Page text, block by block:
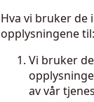
Hva vi bruker de
opplysningene til:
Vi bruker
av vår